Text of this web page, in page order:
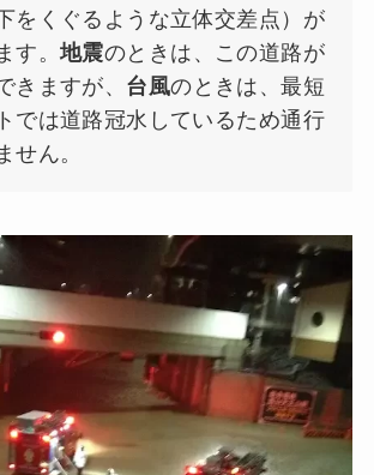
をくぐるような立体交差点）が
す。地震のときは、この道路が
きますが、 台風のときは、最短
では道路冠水しているため通行
せん。